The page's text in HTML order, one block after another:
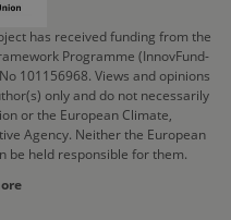
has received funding from the
Programme (InnovFund-
101156968. Views and opinions
only and do not necessarily
or the European Climate,
Agency. Neither the European
be held responsible for them.